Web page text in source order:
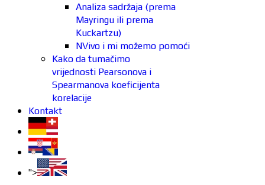
Analiza sadržaja (prema
Mayringu ili prema
Kuckartzu)
NVivo i mi možemo pomoći
Kako da tumačimo
vrijednosti Pearsonova i
Spearmanova koeficijenta
korelacije
Kontakt
">